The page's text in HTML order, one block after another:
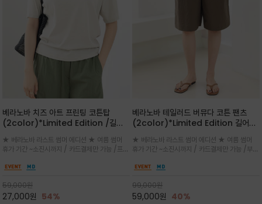
베라노바 치즈 아트 프린팅 코튼탑
(2color)*Limited Edition /길어
세요 ^^
★ 베라노바 라스트 썸머 에디션 ★ 여름 썸머
휴가 기간 ~소진시까지 / 카드결제만 가능 /프론
러스트 프린트가 더해져 과하지 않으면서도 세련
59,000원
27,000원 54%
베라노바 테일러드 버뮤다 코튼 팬츠
(2color)*Limited Edition 길어진
^^
★ 베라노바 라스트 썸머 에디션 ★ 여름 썸머
휴가 기간 ~소진시까지 / 카드결제만 가능 /부드
은은한 매트 컬러가 고급스러운 분위기
99,000원
59,000원 40%